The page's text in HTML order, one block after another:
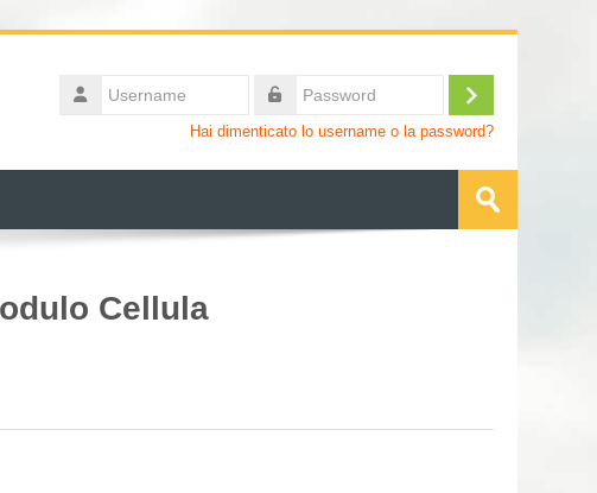
Username
Login
Hai dimenticato lo username o la password?
Invia
Cellula